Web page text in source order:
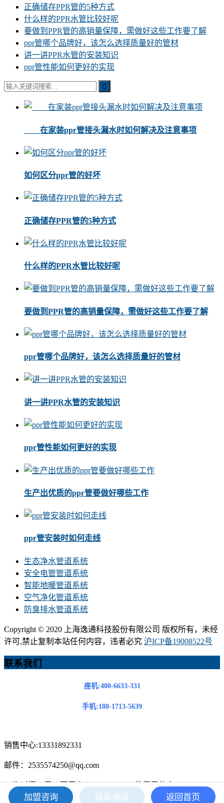
正确储存PPR管的5种方式
什么样的PPR水管比较好呢
要做到PPR管的高销量保障，需做好这些工作要了解
ppr管哪个品牌好，该怎么选择质量好的管材
讲一讲PPR水管的安装知识
ppr管性能如何更好的实现
在家装ppr管接头漏水时如何解决及注意事项
如何区分ppr管的好坏
正确储存PPR管的5种方式
什么样的PPR水管比较好呢
要做到PPR管的高销量保障，需做好这些工作要了解
ppr管哪个品牌好，该怎么选择质量好的管材
讲一讲PPR水管的安装知识
ppr管性能如何更好的实现
生产出优质的ppr管要做好哪些工作
ppr管安装时如何走线
生态净水管道系统
安全电管管道系统
智能地暖管道系统
空气净化管道系统
防臭排水管道系统
Copyright © 2020 上海逸通科技股份有限公司 版权所有，未经
许可,禁止复制本站任何内容，违者必究 沪ICP备19008522号
联系我们
座机:400-6633-331
手机:180-1713-5639
销售中心:13331892331
邮件：2535574250@qq.com
工作时间：周一至周六，8:30-18:00，节假日休息
加盟咨询 联系电话 返回首页